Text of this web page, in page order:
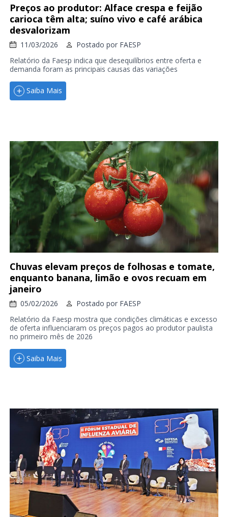
Preços ao produtor: Alface crespa e feijão
carioca têm alta; suíno vivo e café arábica
desvalorizam
11/03/2026 Postado por FAESP
Relatório da Faesp indica que desequilíbrios entre oferta e
demanda foram as principais causas das variações
Saiba Mais
Chuvas elevam preços de folhosas e tomate,
enquanto banana, limão e ovos recuam em
janeiro
05/02/2026 Postado por FAESP
Relatório da Faesp mostra que condições climáticas e excesso
de oferta influenciaram os preços pagos ao produtor paulista
no primeiro mês de 2026
Saiba Mais